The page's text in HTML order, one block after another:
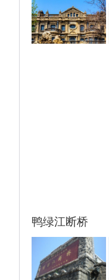
鸭绿江断桥